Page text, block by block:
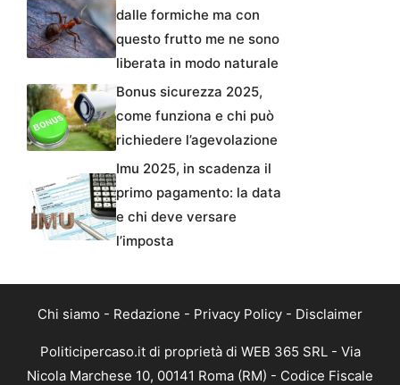
dalle formiche ma con
questo frutto me ne sono
liberata in modo naturale
Bonus sicurezza 2025,
come funziona e chi può
richiedere l’agevolazione
Imu 2025, in scadenza il
primo pagamento: la data
e chi deve versare
l’imposta
Chi siamo - Redazione - Privacy Policy - Disclaimer
Politicipercaso.it di proprietà di WEB 365 SRL - Via
Nicola Marchese 10, 00141 Roma (RM) - Codice Fiscale